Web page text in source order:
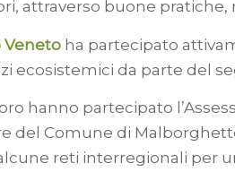
attraverso buone
Veneto ha partecipato
ecosistemici da parte del
hanno partecipato
del Comune di
reti interregionali per